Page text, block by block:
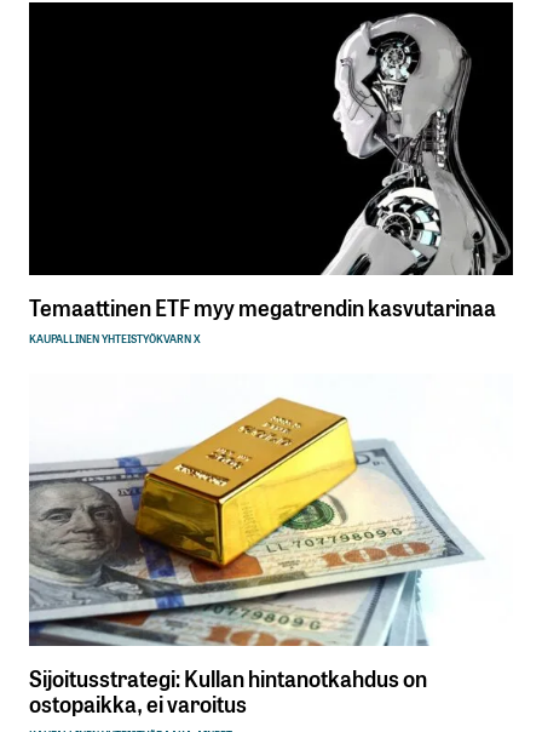
Temaattinen ETF myy megatrendin kasvutarinaa
KAUPALLINEN YHTEISTYÖKVARN X
Sijoitusstrategi: Kullan hintanotkahdus on
ostopaikka, ei varoitus